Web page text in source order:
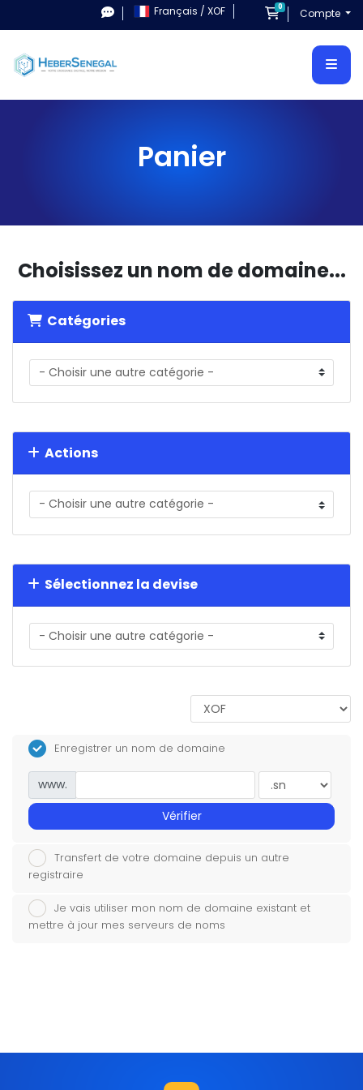
Français / XOF 0PanierCompte
Panier
Choisissez un nom de domaine...
Catégories
Actions
Sélectionnez la devise
Enregistrer un nom de domaine
www.
Vérifier
Transfert de votre domaine depuis un autre
registraire
Je vais utiliser mon nom de domaine existant et
mettre à jour mes serveurs de noms